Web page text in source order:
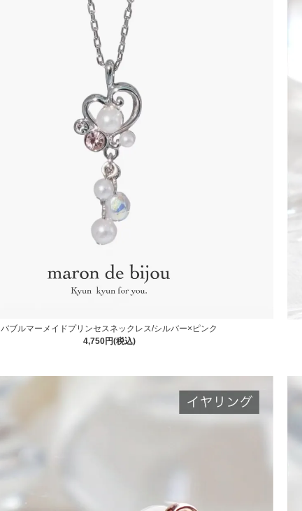
バブルマーメイドプリンセスネックレス/シルバー×ピンク
4,750円(税込)